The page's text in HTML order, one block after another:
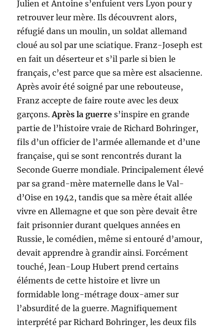
Julien et Antoine s’enfuient vers Lyon pour y
retrouver leur mère. Ils découvrent alors,
réfugié dans un moulin, un soldat allemand
cloué au sol par une sciatique. Franz-Joseph est
en fait un déserteur et s’il parle si bien le
français, c’est parce que sa mère est alsacienne.
Après avoir été soigné par une rebouteuse,
Franz accepte de faire route avec les deux
garçons.Après la guerre s’inspire en grande
partie de l’histoire vraie de Richard Bohringer,
fils d’un officier de l’armée allemande et d’une
française, qui se sont rencontrés durant la
Seconde Guerre mondiale. Principalement élevé
par sa grand-mère maternelle dans le Val-
d’Oise en 1942, tandis que sa mère était allée
vivre en Allemagne et que son père devait être
fait prisonnier durant quelques années en
Russie, le comédien, même si entouré d’amour,
devait apprendre à grandir ainsi. Forcément
touché, Jean-Loup Hubert prend certains
éléments de cette histoire et livre un
formidable long-métrage doux-amer sur
l’absurdité de la guerre. Magnifiquement
interprété par Richard Bohringer, les deux fils